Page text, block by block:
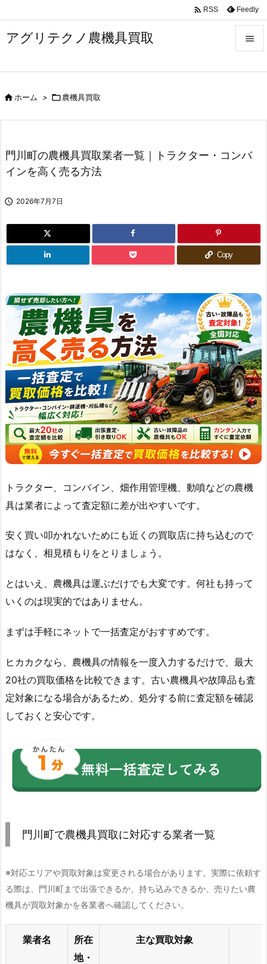
アグリテクノ農機具買取 


 RSS Feedly
ホーム > 農機具買取
門川町の農機具買取業者一覧｜トラクター・コンバ
インを高く売る方法
 2026年7月7日
Copy
トラクター、コンバイン、畑作用管理機、動噴などの農機
具は業者によって査定額に差が出やすいです。
安く買い叩かれないためにも近くの買取店に持ち込むので
はなく、相見積もりをとりましょう。
とはいえ、農機具は運ぶだけでも大変です。何社も持って
いくのは現実的ではありません。
まずは手軽にネットで一括査定がおすすめです。
ヒカカクなら、農機具の情報を一度入力するだけで、最大
20社の買取価格を比較できます。古い農機具や故障品も査
定対象になる場合があるため、処分する前に査定額を確認
しておくと安心です。
門川町で農機具買取に対応する業者一覧
※対応エリアや買取対象は変更される場合があります。実際に依頼す
る際は、門川町まで出張できるか、持ち込みできるか、売りたい農
機具が買取対象かを各業者へ確認してください。
業者名
所在
地・
主な買取対象